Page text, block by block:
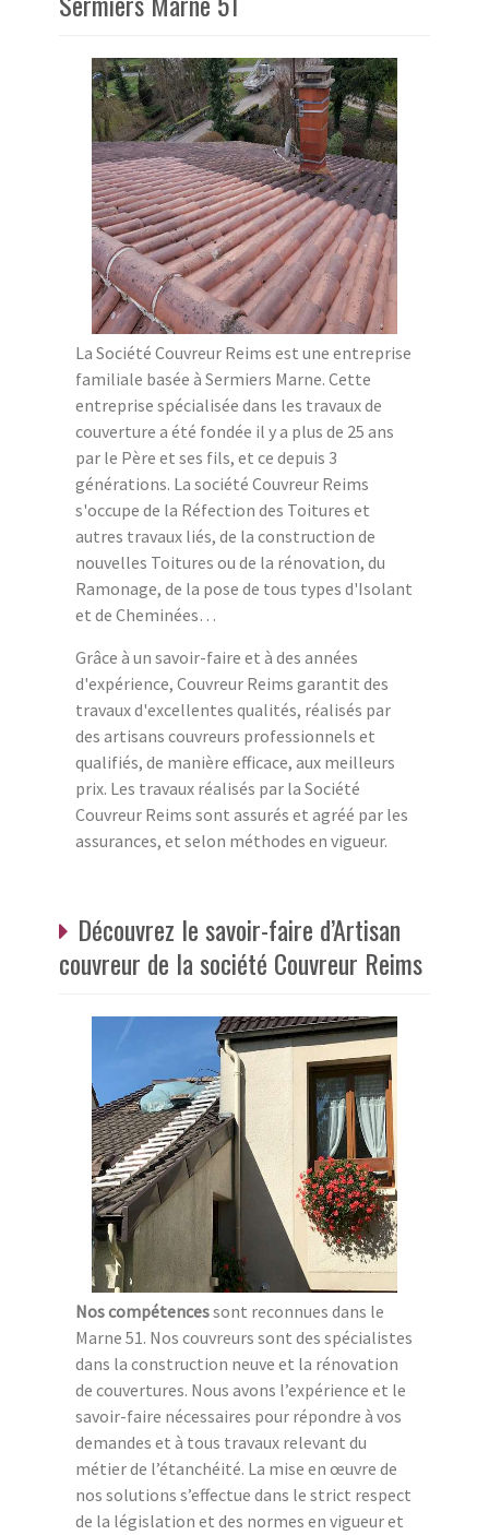
La Société Couvreur Reims est une entreprise
familiale basée à Sermiers Marne. Cette
entreprise spécialisée dans les travaux de
couverture a été fondée il y a plus de 25 ans
par le Père et ses fils, et ce depuis 3
générations. La société Couvreur Reims
s'occupe de la Réfection des Toitures et
autres travaux liés, de la construction de
nouvelles Toitures ou de la rénovation, du
Ramonage, de la pose de tous types d'Isolant
et de Cheminées…
Grâce à un savoir-faire et à des années
d'expérience, Couvreur Reims garantit des
travaux d'excellentes qualités, réalisés par
des artisans couvreurs professionnels et
qualifiés, de manière efficace, aux meilleurs
prix. Les travaux réalisés par la Société
Couvreur Reims sont assurés et agréé par les
assurances, et selon méthodes en vigueur.
Découvrez le savoir-faire d’Artisan
couvreur de la société Couvreur Reims
Nos compétencessont reconnues dans le
Marne 51. Nos couvreurs sont des spécialistes
dans la construction neuve et la rénovation
de couvertures. Nous avons l’expérience et le
savoir-faire nécessaires pour répondre à vos
demandes et à tous travaux relevant du
métier de l’étanchéité. La mise en œuvre de
nos solutions s’effectue dans le strict respect
de la législation et des normes en vigueur et